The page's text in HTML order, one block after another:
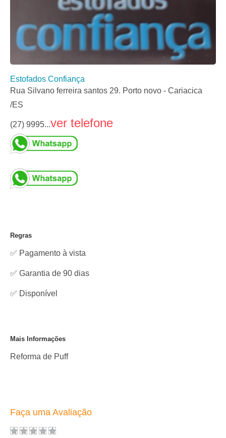
Estofados Confiança
Rua Silvano ferreira santos 29. Porto novo - Cariacica
/ES
(27) 9995...ver telefone
Regras
✅ Pagamento à vista
✅ Garantia de 90 dias
✅ Disponível
Mais Informações
Reforma de Puff
Faça uma Avaliação